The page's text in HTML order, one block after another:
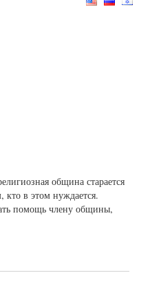
община старается
кто в этом нуждается.
помощь члену общины,